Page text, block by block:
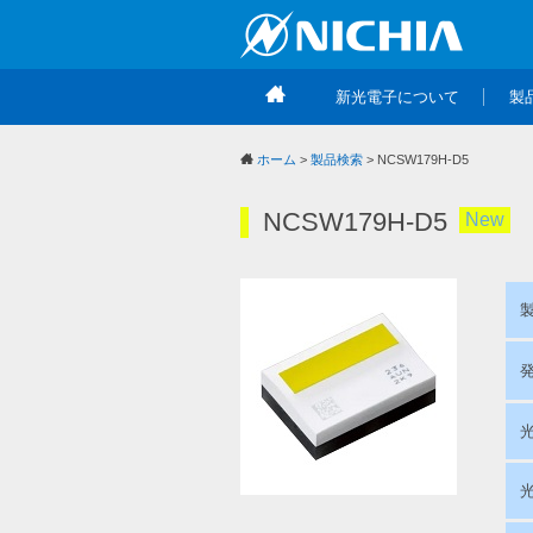
新光電子について 製
ホーム > 製品検索 > NCSW179H-D5
NCSW179H-D5 New